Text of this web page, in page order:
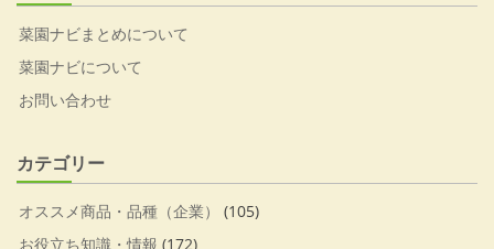
菜園ナビまとめについて
菜園ナビについて
お問い合わせ
カテゴリー
オススメ商品・品種（企業）
(105)
お役立ち知識・情報 (172)